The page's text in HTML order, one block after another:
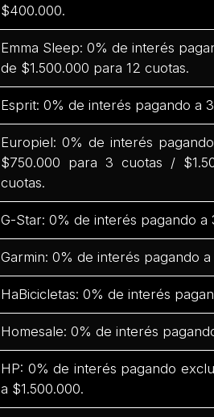
$400.000.
Emma Sleep: 0% de interés
de $1.500.000 para 12 cuotas.
Esprit: 0% de interés pagando a
Europiel: 0% de interés
$750.000 para 3 cuotas /
cuotas.
G-Star: 0% de interés pagando
Garmin: 0% de interés pagando a
HaBicicletas: 0% de interés
Homesale: 0% de interés
HP: 0% de interés pagando
a $1.500.000.